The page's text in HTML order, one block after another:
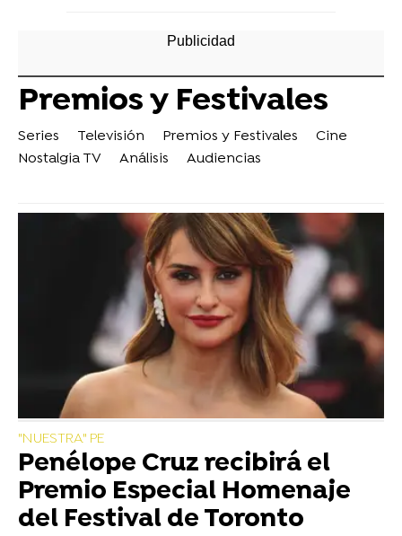
Premios y Festivales
Series Televisión Premios y Festivales
Cine
Nostalgia TV
Análisis Audiencias
"NUESTRA" PE
Penélope Cruz recibirá el
Premio Especial Homenaje
del Festival de Toronto